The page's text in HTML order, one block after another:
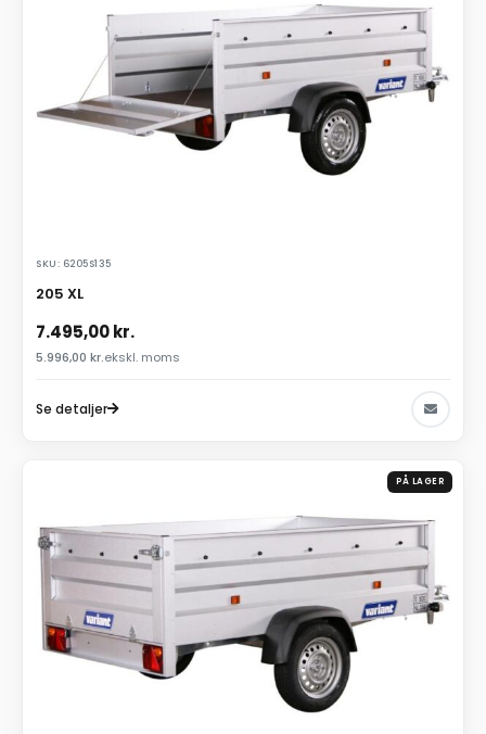
SKU: 6205S135
205 XL
7.495,00kr.
5.996,00 kr.ekskl. moms
Se detaljer
PÅ LAGER